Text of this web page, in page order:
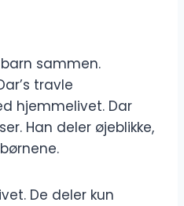
sammen.
travle
hjemmelivet. Dar
Han deler øjeblikke,
De deler kun